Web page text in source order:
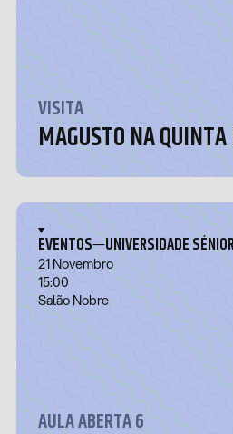
VISITA
MAGUSTO NA
EVENTOS—UNIVERSIDADE
21 Novembro
15:00
Salão Nobre
AULA ABERTA 6